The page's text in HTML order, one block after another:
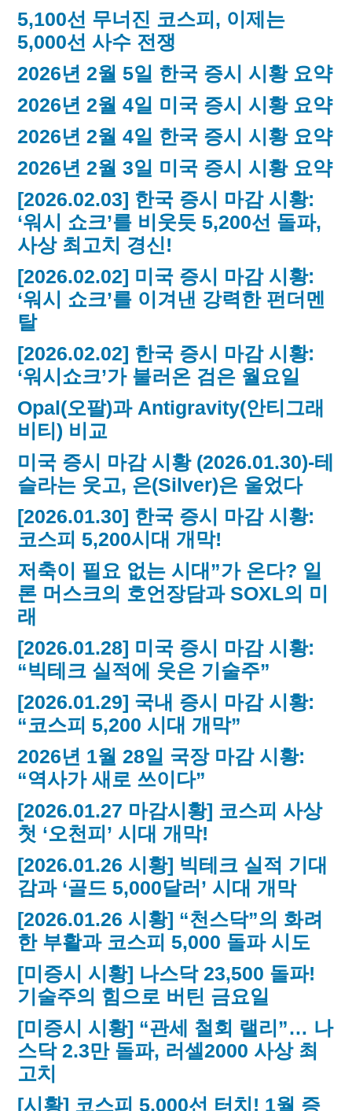
5,100선 무너진 코스피, 이제는
5,000선 사수 전쟁
2026년 2월 5일 한국 증시 시황 요약
2026년 2월 4일 미국 증시 시황 요약
2026년 2월 4일 한국 증시 시황 요약
2026년 2월 3일 미국 증시 시황 요약
[2026.02.03] 한국 증시 마감 시황:
‘워시 쇼크’를 비웃듯 5,200선 돌파,
사상 최고치 경신!
[2026.02.02] 미국 증시 마감 시황:
‘워시 쇼크’를 이겨낸 강력한 펀더멘
탈
[2026.02.02] 한국 증시 마감 시황:
‘워시쇼크’가 불러온 검은 월요일
Opal(오팔)과 Antigravity(안티그래
비티) 비교
미국 증시 마감 시황 (2026.01.30)-테
슬라는 웃고, 은(Silver)은 울었다
[2026.01.30] 한국 증시 마감 시황:
코스피 5,200시대 개막!
저축이 필요 없는 시대”가 온다? 일
론 머스크의 호언장담과 SOXL의 미
래
[2026.01.28] 미국 증시 마감 시황:
“빅테크 실적에 웃은 기술주”
[2026.01.29] 국내 증시 마감 시황:
“코스피 5,200 시대 개막”
2026년 1월 28일 국장 마감 시황:
“역사가 새로 쓰이다”
[2026.01.27 마감시황] 코스피 사상
첫 ‘오천피’ 시대 개막!
[2026.01.26 시황] 빅테크 실적 기대
감과 ‘골드 5,000달러’ 시대 개막
[2026.01.26 시황] “천스닥”의 화려
한 부활과 코스피 5,000 돌파 시도
[미증시 시황] 나스닥 23,500 돌파!
기술주의 힘으로 버틴 금요일
[미증시 시황] “관세 철회 랠리”… 나
스닥 2.3만 돌파, 러셀2000 사상 최
고치
[시황] 코스피 5,000선 터치! 1월 증